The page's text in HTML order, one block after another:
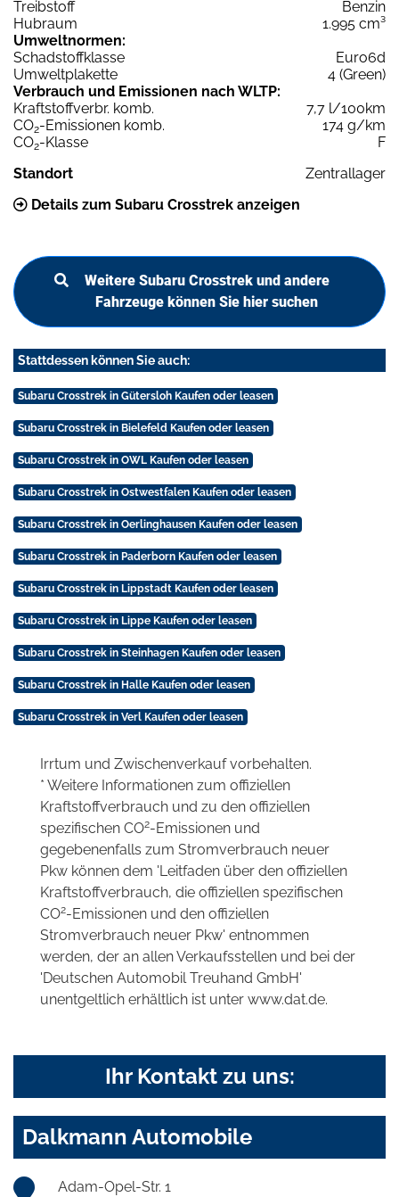
Treibstoff
Benzin
Hubraum
1.995 cm³
Umweltnormen:
Schadstoffklasse
Euro6d
Umweltplakette
4 (Green)
Verbrauch und Emissionen nach WLTP:
Kraftstoffverbr. komb.
7,7 l/100km
CO2-Emissionen komb.
174 g/km
CO2-Klasse
F
Standort
Zentrallager
Details zum Subaru Crosstrek anzeigen
Weitere Subaru Crosstrek und andere
Fahrzeuge können Sie hier suchen
Stattdessen können Sie auch:
Subaru Crosstrek in Gütersloh Kaufen oder leasen
Subaru Crosstrek in Bielefeld Kaufen oder leasen
Subaru Crosstrek in OWL Kaufen oder leasen
Subaru Crosstrek in Ostwestfalen Kaufen oder leasen
Subaru Crosstrek in Oerlinghausen Kaufen oder leasen
Subaru Crosstrek in Paderborn Kaufen oder leasen
Subaru Crosstrek in Lippstadt Kaufen oder leasen
Subaru Crosstrek in Lippe Kaufen oder leasen
Subaru Crosstrek in Steinhagen Kaufen oder leasen
Subaru Crosstrek in Halle Kaufen oder leasen
Subaru Crosstrek in Verl Kaufen oder leasen
Irrtum und Zwischenverkauf vorbehalten.
* Weitere Informationen zum offiziellen
Kraftstoffverbrauch und zu den offiziellen
spezifischen CO2-Emissionen und
gegebenenfalls zum Stromverbrauch neuer
Pkw können dem 'Leitfaden über den offiziellen
Kraftstoffverbrauch, die offiziellen spezifischen
CO2-Emissionen und den offiziellen
Stromverbrauch neuer Pkw' entnommen
werden, der an allen Verkaufsstellen und bei der
'Deutschen Automobil Treuhand GmbH'
unentgeltlich erhältlich ist unter www.dat.de.
Ihr Kontakt zu uns:
Dalkmann Automobile
Adam-Opel-Str. 1